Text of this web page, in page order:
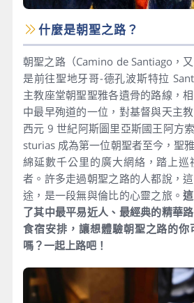
什麼是朝聖之路？
朝聖之路（Camino de Santiago，
是前往聖地牙哥-德孔波斯特拉
主教座堂朝聖聖雅各遺骨的路線，
中最早殉道的一位，對基督與天主
西元 9 世紀阿斯圖里亞斯國王阿方
sturias 成為第一位朝聖者至今，聖
綿延數千公里的廣大網絡，踏上巡
者。許多走過朝聖之路的人都說，
途，是一段無與倫比的心靈之旅。
了其中最平易近人、最經典的精華
食宿安排，讓想體驗朝聖之路的
嗎？一起上路吧！